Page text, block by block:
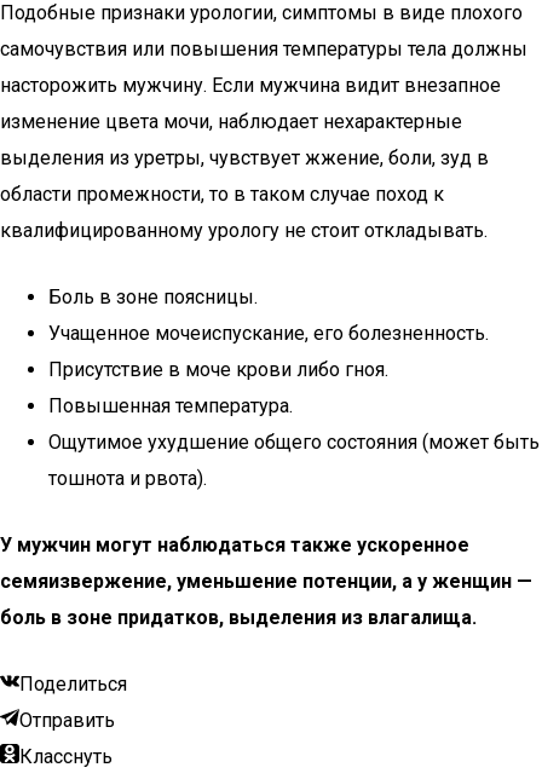
Подобные признаки урологии, симптомы в виде плохого
самочувствия или повышения температуры тела должны
насторожить мужчину. Если мужчина видит внезапное
изменение цвета мочи, наблюдает нехарактерные
выделения из уретры, чувствует жжение, боли, зуд в
области промежности, то в таком случае поход к
квалифицированному урологу не стоит откладывать.
Боль в зоне поясницы.
Учащенное мочеиспускание, его болезненность.
Присутствие в моче крови либо гноя.
Повышенная температура.
Ощутимое ухудшение общего состояния (может быть
тошнота и рвота).
У мужчин могут наблюдаться также ускоренное
семяизвержение, уменьшение потенции, а у женщин —
боль в зоне придатков, выделения из влагалища.
Поделиться
Отправить
Класснуть